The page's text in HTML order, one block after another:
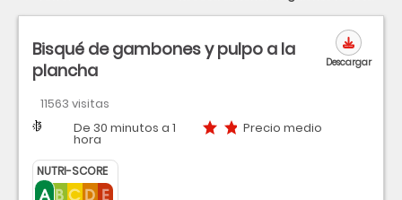
Bisqué de gambones y pulpo a la
plancha
11563 visitas
Dificultad
Tiempo De 30 minutos a 1
hora
Precio medio Precio medio
NUTRI-SCORE
Descargar